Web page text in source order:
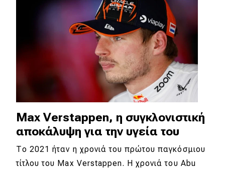
Max Verstappen, η συγκλονιστική
αποκάλυψη για την υγεία του
Το 2021 ήταν η χρονιά του πρώτου παγκόσμιου
τίτλου του Max Verstappen. H χρονιά του Abu